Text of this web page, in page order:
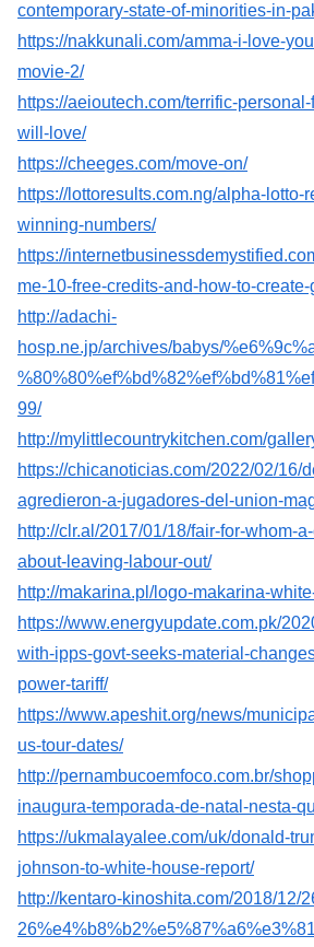
contemporary-state-of-minorities-in-
https://nakkunali.com/amma-i-love-
movie-2/
https://aeioutech.com/terrific-
will-love/
https://cheeges.com/move-on/
https://lottoresults.com.ng/alpha-lotto-
winning-numbers/
https://
me-10-free-credits-and-how-to-
http://adachi-
hosp.ne.jp/archives/babys/
99/
http://mylittlecountrykitchen.com/
https://chicanoticias.com/2022/02/16/
agredieron-a-jugadores-del-union-
http://clr.al/2017/01/18/fair-for-whom-
about-leaving-labour-out/
http://makarina.pl/logo-makarina-
https://www.energyupdate.com.pk/
with-ipps-govt-seeks-material-
power-tariff/
https://www.apeshit.org/news/
us-tour-dates/
http://pernambucoemfoco.com.br/
inaugura-temporada-de-natal-nesta-
https://ukmalayalee.com/uk/donald-
johnson-to-white-house-report/
http://kentaro-kinoshita.com/2018/12/